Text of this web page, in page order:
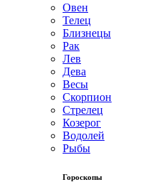
Овен
Телец
Близнецы
Рак
Лев
Дева
Весы
Скорпион
Стрелец
Козерог
Водолей
Рыбы
Гороскопы